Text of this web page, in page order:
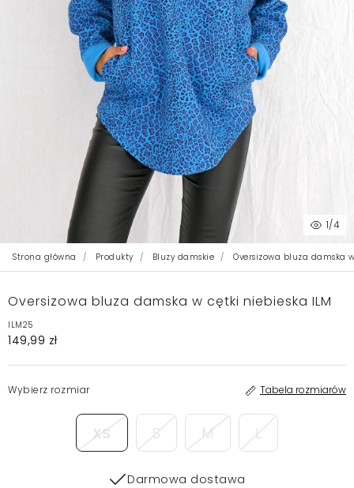
1/4
Strona główna Produkty Bluzy damskie Oversizowa bluza damska
Oversizowa bluza damska w cętki niebieska ILM
ILM25
149,99 zł
Wybierz rozmiar Tabela rozmiarów
XS S M L
Darmowa dostawa